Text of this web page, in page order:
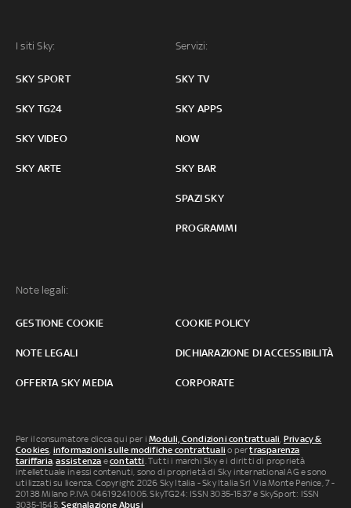
I siti Sky:
SKY SPORT
SKY TG24
SKY VIDEO
SKY ARTE
Servizi:
SKY TV
SKY APPS
NOW
SKY BAR
SPAZI SKY
PROGRAMMI
Note legali:
GESTIONE COOKIE COOKIE POLICY
NOTE LEGALI DICHIARAZIONE DI ACCESSIBILITÀ
OFFERTA SKY MEDIA CORPORATE
Per il consumatore clicca qui per iModuli, Condizioni contrattuali, Privacy &
Cookies, informazioni sulle modifiche contrattuali o pertrasparenza
tariffaria,assistenza econtatti. Tutti i marchi Sky e i diritti di proprietà
intellettuale in essi contenuti, sono di proprietà di Sky international AG e sono
utilizzati su licenza. Copyright 2026 Sky Italia - Sky Italia Srl Via Monte Penice, 7 -
20138 Milano P.IVA 04619241005. SkyTG24: ISSN 3035-1537 e SkySport: ISSN
3035-1545.Segnalazione Abusi